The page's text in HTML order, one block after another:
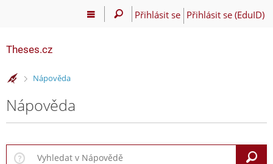
Přihlásit se Přihlásit se (EduID)
Theses.cz
>Nápověda
Nápověda